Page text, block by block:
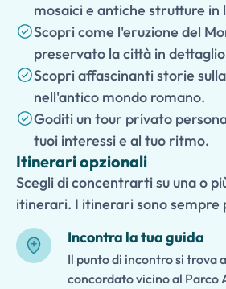
mosaici e antiche strutture in
Scopri come l'eruzione del
preservato la città in
Scopri affascinanti storie
nell'antico mondo romano.
Goditi un tour privato
tuoi interessi e al tuo ritmo.
Itinerari opzionali
Scegli di concentrarti su una o
itinerari. I itinerari sono sempre
Incontra la tua guida
Il punto di incontro si trova
concordato vicino al Parco